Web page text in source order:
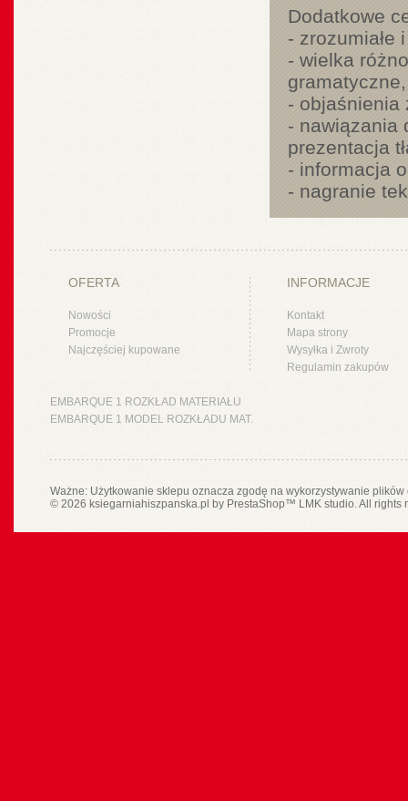
Dodatkowe
- zrozumiałe
- wielka
- objaśnienia
- nawiązania
prezentacja
- informacja
- nagranie
OFERTA
Nowości
Promocje
Najczęściej kupowane
INFORMACJE
Kontakt
Mapa strony
Wysyłka i Zwroty
Regulamin zakupów
EMBARQUE 1 ROZKŁAD MATERIAŁU
EMBARQUE 1 MODEL ROZKŁADU MAT.
Ważne: Użytkowanie sklepu oznacza zgodę na wykorzystywanie
© 2026 ksiegarniahiszpanska.pl by PrestaShop™ LMK studio. All rights